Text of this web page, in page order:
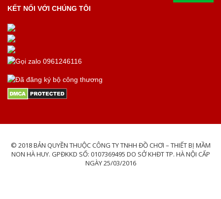
KẾT NỐI VỚI CHÚNG TÔI
© 2018 BẢN QUYỀN THUỘC CÔNG TY TNHH ĐỒ CHƠI – THIẾT BỊ MẦM
NON HÀ HUY. GPĐKKD SỐ: 0107369495 DO SỞ KHĐT TP. HÀ NỘI CẤP
NGÀY 25/03/2016